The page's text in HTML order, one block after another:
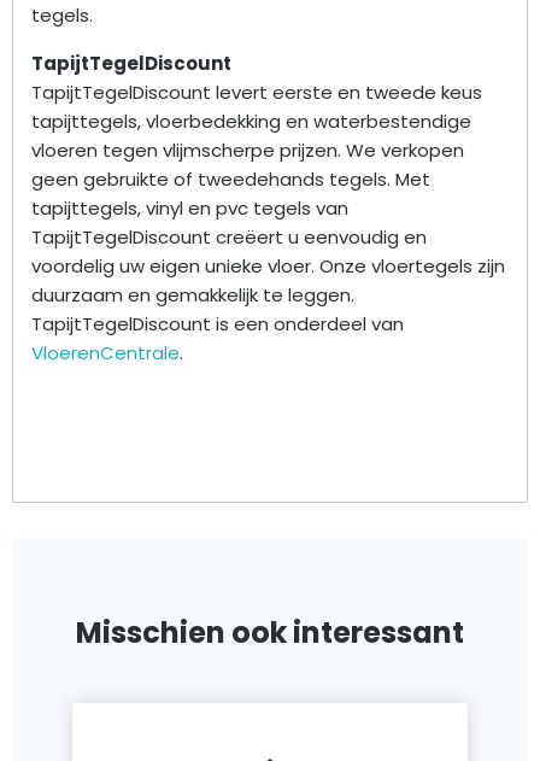
tegels.
TapijtTegelDiscount
TapijtTegelDiscount levert eerste en tweede keus
tapijttegels, vloerbedekking en waterbestendige
vloeren tegen vlijmscherpe prijzen. We verkopen
geen gebruikte of tweedehands tegels. Met
tapijttegels, vinyl en pvc tegels van
TapijtTegelDiscount creëert u eenvoudig en
voordelig uw eigen unieke vloer. Onze vloertegels zijn
duurzaam en gemakkelijk te leggen.
TapijtTegelDiscount is een onderdeel van
VloerenCentrale.
Misschien ook interessant